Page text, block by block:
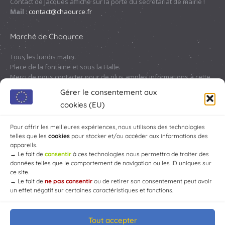
Gérer le consentement aux
cookies (EU)
Pour offrir les meilleures expériences, nous utilisons des technologies
telles que les cookies pour stocker et/ou accéder aux informations des
appareils.
→ Le fait de consentir à ces technologies nous permettra de traiter des
données telles que le comportement de navigation ou les ID uniques sur
ce site.
→ Le fait de ne pas consentir ou de retirer son consentement peut avoir
un effet négatif sur certaines caractéristiques et fonctions.
Tout accepter
Mail : contact@chaource.fr
Marché de Chaource
Tous les lundis matin.
Place de la fontaine et sous la Halle.
Merci de nous contacter pour de plus amples informations à cette